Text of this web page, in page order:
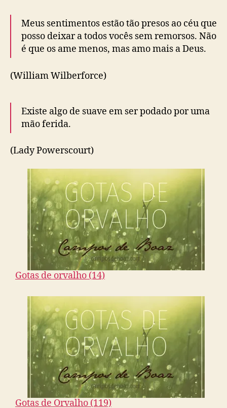
Meus sentimentos estão tão presos ao céu que
posso deixar a todos vocês sem remorsos. Não
é que os ame menos, mas amo mais a Deus.
(William Wilberforce)
Existe algo de suave em ser podado por uma
mão ferida.
(Lady Powerscourt)
Gotas de orvalho (14)
Gotas de Orvalho (119)